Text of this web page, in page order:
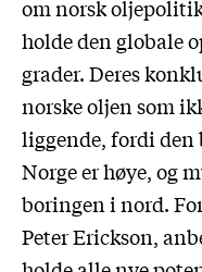
om norsk
holde den globale
grader. Deres
norske oljen som
liggende, fordi den
Norge er høye, og
boringen i nord.
Peter Erickson,